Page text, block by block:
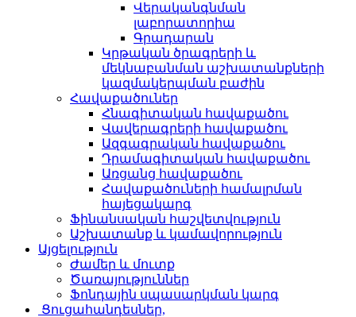
Վերականգնման
լաբորատորիա
Գրադարան
Կրթական ծրագրերի և
մեկնաբանման աշխատանքների
կազմակերպման բաժին
Հավաքածուներ
Հնագիտական հավաքածու
Վավերագրերի հավաքածու
Ազգագրական հավաքածու
Դրամագիտական հավաքածու
Առցանց հավաքածու
Հավաքածուների համալրման
հայեցակարգ
Ֆինանսական հաշվետվություն
Աշխատանք և կամավորություն
Այցելություն
Ժամեր և մուտք
Ծառայություններ
Ֆոնդային սպասարկման կարգ
Ցուցահանդեսներ,